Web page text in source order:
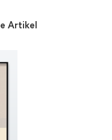
Artikel